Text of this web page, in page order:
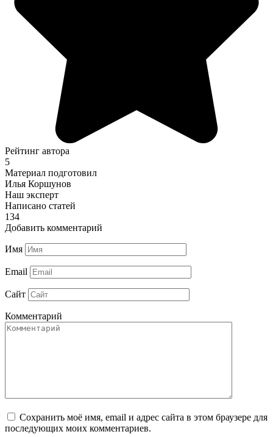
Рейтинг автора
5
Материал подготовил
Илья Коршунов
Наш эксперт
Написано статей
134
Добавить комментарий
Имя
Email
Сайт
Комментарий
Сохранить моё имя, email и адрес сайта в этом браузере для
последующих моих комментариев.